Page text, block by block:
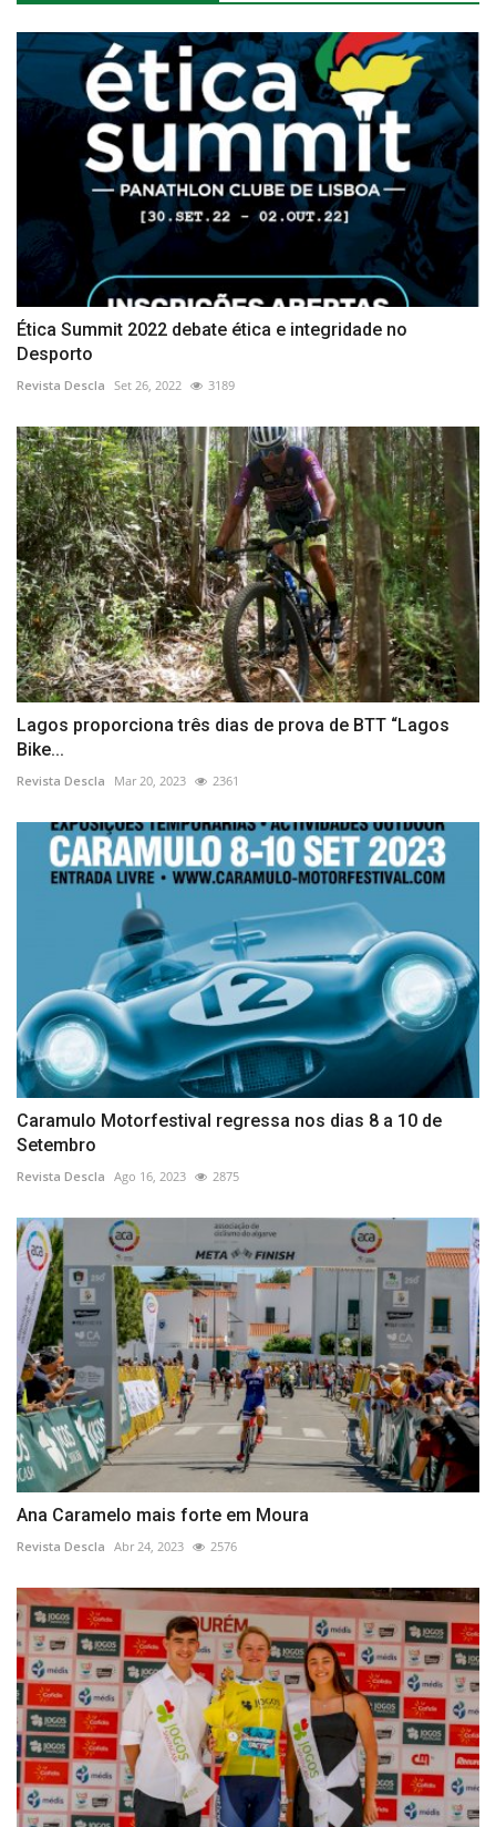
Ética Summit 2022 debate ética e integridade no
Desporto
Revista Descla Set 26, 2022 3189
Lagos proporciona três dias de prova de BTT “Lagos
Bike...
Revista Descla Mar 20, 2023 2361
Caramulo Motorfestival regressa nos dias 8 a 10 de
Setembro
Revista Descla Ago 16, 2023 2875
Ana Caramelo mais forte em Moura
Revista Descla Abr 24, 2023 2576